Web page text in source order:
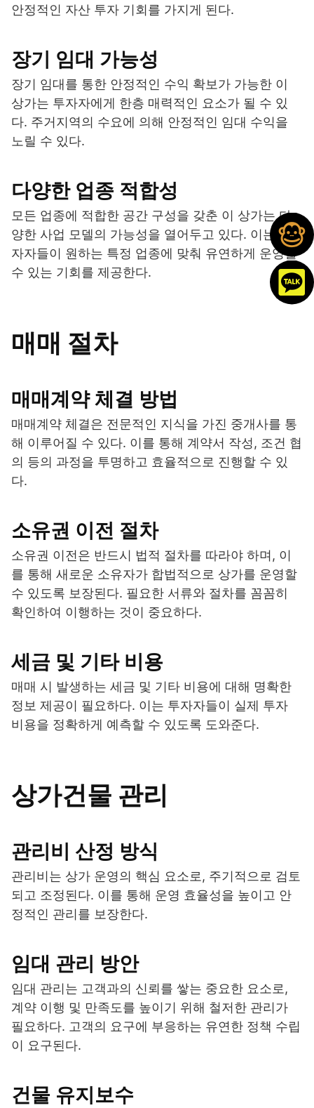
안정적인 자산 투자 기회를 가지게 된다.
장기 임대 가능성
장기 임대를 통한 안정적인 수익 확보가 가능한 이
상가는 투자자에게 한층 매력적인 요소가 될 수 있
다. 주거지역의 수요에 의해 안정적인 임대 수익을
노릴 수 있다.
다양한 업종 적합성
모든 업종에 적합한 공간 구성을 갖춘 이 상가는 다
양한 사업 모델의 가능성을 열어두고 있다. 이는 투
자자들이 원하는 특정 업종에 맞춰 유연하게 운영할
수 있는 기회를 제공한다.
매매 절차
매매계약 체결 방법
매매계약 체결은 전문적인 지식을 가진 중개사를 통
해 이루어질 수 있다. 이를 통해 계약서 작성, 조건 협
의 등의 과정을 투명하고 효율적으로 진행할 수 있
다.
소유권 이전 절차
소유권 이전은 반드시 법적 절차를 따라야 하며, 이
를 통해 새로운 소유자가 합법적으로 상가를 운영할
수 있도록 보장된다. 필요한 서류와 절차를 꼼꼼히
확인하여 이행하는 것이 중요하다.
세금 및 기타 비용
매매 시 발생하는 세금 및 기타 비용에 대해 명확한
정보 제공이 필요하다. 이는 투자자들이 실제 투자
비용을 정확하게 예측할 수 있도록 도와준다.
상가건물 관리
관리비 산정 방식
관리비는 상가 운영의 핵심 요소로, 주기적으로 검토
되고 조정된다. 이를 통해 운영 효율성을 높이고 안
정적인 관리를 보장한다.
임대 관리 방안
임대 관리는 고객과의 신뢰를 쌓는 중요한 요소로,
계약 이행 및 만족도를 높이기 위해 철저한 관리가
필요하다. 고객의 요구에 부응하는 유연한 정책 수립
이 요구된다.
건물 유지보수